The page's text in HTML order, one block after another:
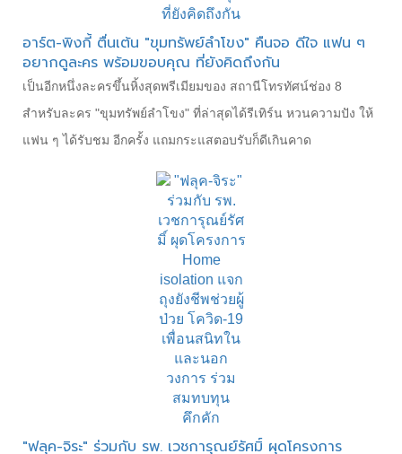
อาร์ต-พิงกี้ ตื่นเต้น "ขุมทรัพย์ลำโขง" คืนจอ ดีใจ แฟน ๆ
อยากดูละคร พร้อมขอบคุณ ที่ยังคิดถึงกัน
เป็นอีกหนึ่งละครขึ้นหิ้งสุดพรีเมียมของ สถานีโทรทัศน์ช่อง 8
สำหรับละคร "ขุมทรัพย์ลำโขง" ที่ล่าสุดได้รีเทิร์น หวนความปัง ให้
แฟน ๆ ได้รับชม อีกครั้ง แถมกระแสตอบรับก็ดีเกินคาด
"ฟลุค-จิระ" ร่วมกับ รพ. เวชการุณย์รัศมิ์ ผุดโครงการ